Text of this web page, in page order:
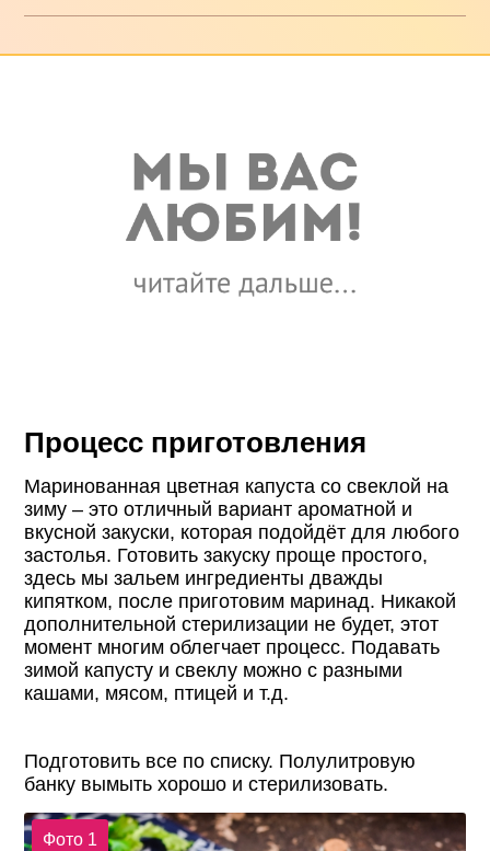
Процесс приготовления
Маринованная цветная капуста со свеклой на
зиму – это отличный вариант ароматной и
вкусной закуски, которая подойдёт для любого
застолья. Готовить закуску проще простого,
здесь мы зальем ингредиенты дважды
кипятком, после приготовим маринад. Никакой
дополнительной стерилизации не будет, этот
момент многим облегчает процесс. Подавать
зимой капусту и свеклу можно с разными
кашами, мясом, птицей и т.д.
Подготовить все по списку. Полулитровую
банку вымыть хорошо и стерилизовать.
Фото 1